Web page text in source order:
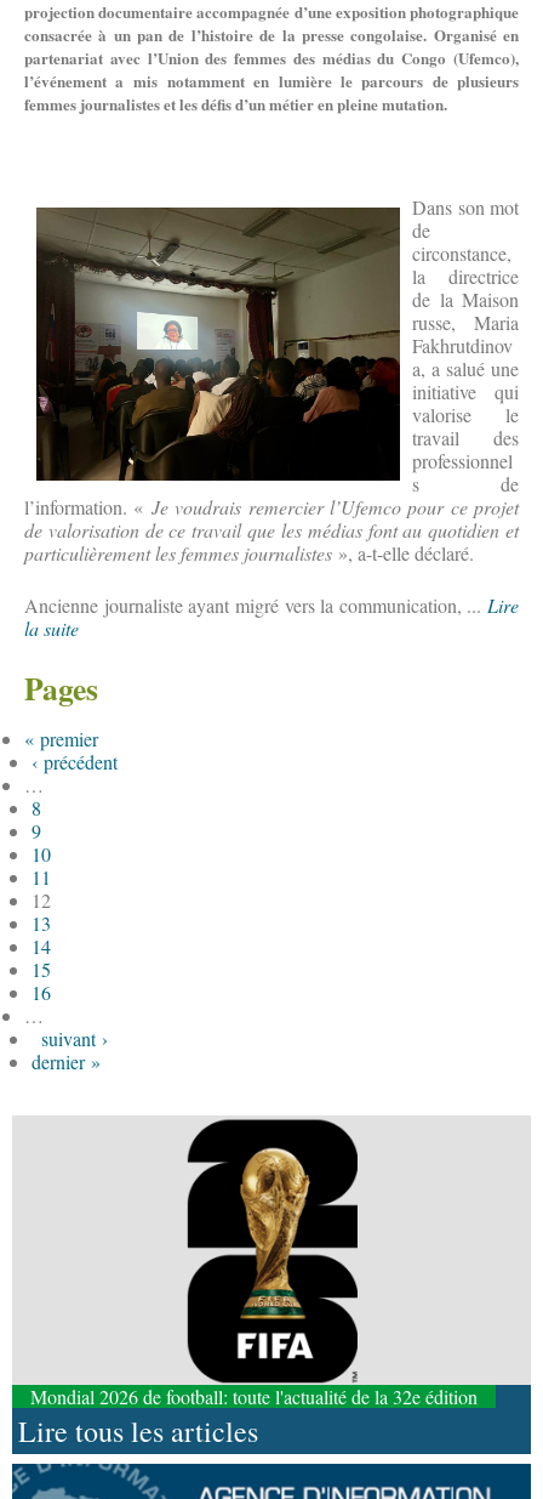
projection documentaire accompagnée d’une exposition photographique
consacrée à un pan de l’histoire de la presse congolaise. Organisé en
partenariat avec l’Union des femmes des médias du Congo (Ufemco),
l’événement a mis notamment en lumière le parcours de plusieurs
femmes journalistes et les défis d’un métier en pleine mutation.
Dans son mot
de
circonstance,
la directrice
de la Maison
russe, Maria
Fakhrutdinov
a, a salué une
initiative qui
valorise le
travail des
professionnel
s de
l’information. « Je voudrais remercier l’Ufemco pour ce projet
de valorisation de ce travail que les médias font au quotidien et
particulièrement les femmes journalistes », a-t-elle déclaré.
Ancienne journaliste ayant migré vers la communication, ... Lire
la suite
Pages
« premier
‹ précédent
…
8
9
10
11
12
13
14
15
16
…
suivant ›
dernier »
Mondial 2026 de football: toute l'actualité de la 32e édition
Lire tous les articles